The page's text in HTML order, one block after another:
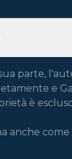
parte,
e
è
anche